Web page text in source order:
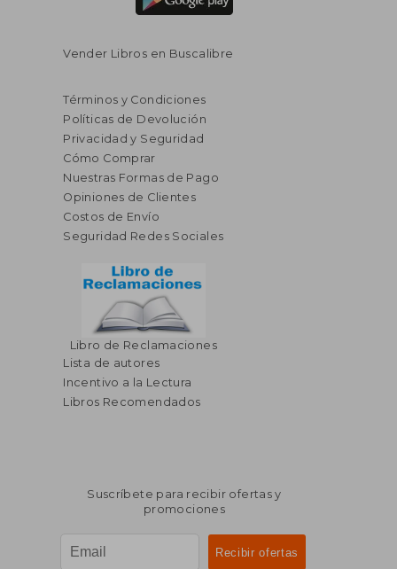
Vender Libros en Buscalibre
Términos y Condiciones
Políticas de Devolución
Privacidad y Seguridad
Cómo Comprar
Nuestras Formas de Pago
Opiniones de Clientes
Costos de Envío
Seguridad Redes Sociales
Libro de Reclamaciones
Lista de autores
Incentivo a la Lectura
Libros Recomendados
Suscríbete para recibir ofertas y
promociones